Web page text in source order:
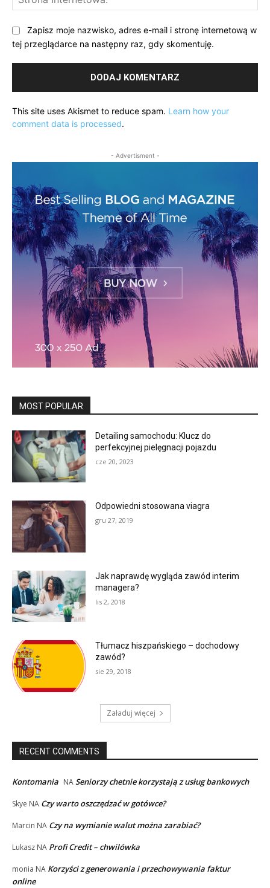
Zapisz moje nazwisko, adres e-mail i stronę internetową w
tej przeglądarce na następny raz, gdy skomentuję.
This site uses Akismet to reduce spam. Learn how your
comment data is processed.
- Advertisment -
MOST POPULAR
Detailing samochodu: Klucz do
perfekcyjnej pielęgnacji pojazdu
cze 20, 2023
Odpowiedni stosowana viagra
gru 27, 2019
Jak naprawdę wygląda zawód interim
managera?
lis 2, 2018
Tłumacz hiszpańskiego – dochodowy
zawód?
sie 29, 2018
Załaduj więcej
RECENT COMMENTS
Kontomania NASeniorzy chetnie korzystają z usług bankowych
Skye NA Czy warto oszczędzać w gotówce?
Marcin NA Czy na wymianie walut można zarabiać?
Lukasz NA Profi Credit – chwilówka
monia NA Korzyści z generowania i przechowywania faktur
online